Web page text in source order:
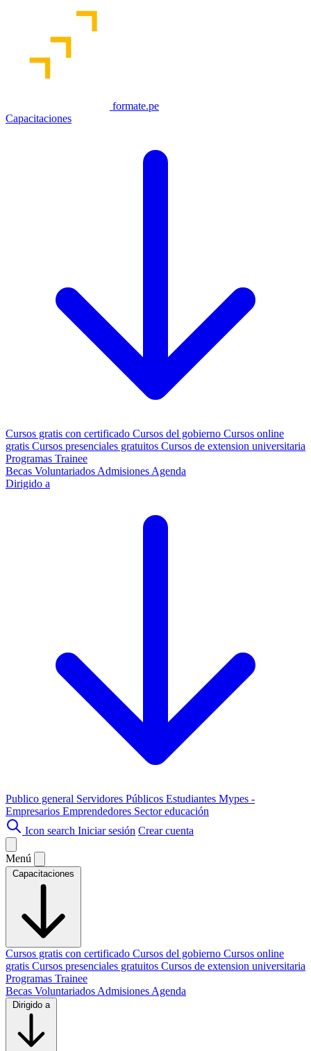
formate.pe
Capacitaciones
Cursos gratis con certificado Cursos del gobierno Cursos online
gratis Cursos presenciales gratuitos Cursos de extension universitaria
Programas Trainee
Becas Voluntariados Admisiones Agenda
Dirigido a
Publico general Servidores Públicos Estudiantes Mypes -
Empresarios Emprendedores Sector educación
Icon search Iniciar sesión Crear cuenta
Menú
Capacitaciones
Cursos gratis con certificado Cursos del gobierno Cursos online
gratis Cursos presenciales gratuitos Cursos de extension universitaria
Programas Trainee
Becas Voluntariados Admisiones Agenda
Dirigido a